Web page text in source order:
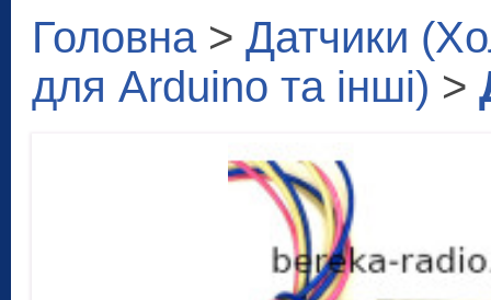
Головна>Датчики
для Arduino та інші) >